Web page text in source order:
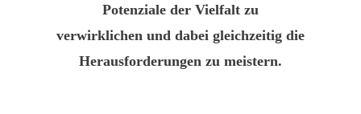
Potenziale der Vielfalt zu
verwirklichen und dabei gleichzeitig die
Herausforderungen zu meistern.